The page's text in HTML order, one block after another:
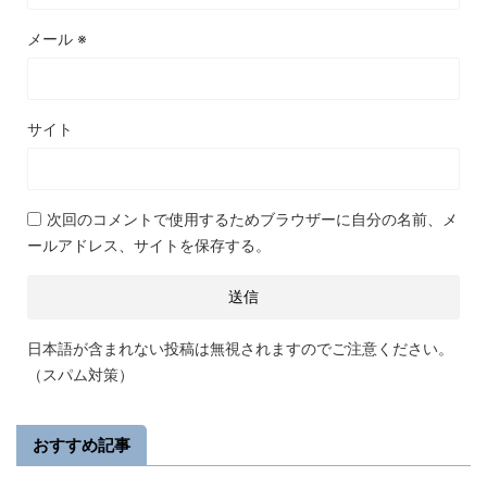
メール ※
サイト
次回のコメントで使用するためブラウザーに自分の名前、メ
ールアドレス、サイトを保存する。
日本語が含まれない投稿は無視されますのでご注意ください。
（スパム対策）
おすすめ記事